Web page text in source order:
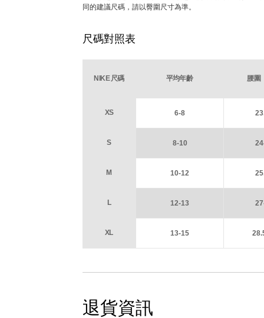
同的建議尺碼，請以臀圍尺寸為準。
尺碼對照表
NIKE 尺碼 平均年齡 腰圍
XS 6-8
S 8-10
M 10-12
L 12-13
XL 13-15
退貨資訊